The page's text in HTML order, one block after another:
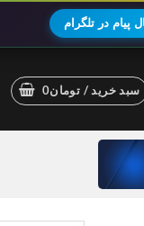
پیام در تلگرام
سبد خرید / تومان0